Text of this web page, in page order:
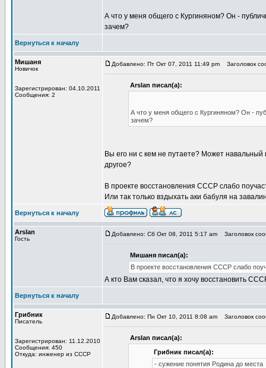
А что у меня общего с Кургиняном? Он -
зачем?
Вернуться к началу
Мишаня
Новичок
Зарегистрирован: 04.10.2011
Сообщения: 2
Добавлено: Пт Окт 07, 2011 11:49 pm Заголовок
Arslan писал(а):
А что у меня общего с Кургиняном? Он -
зачем?
Вы его ни с кем не путаете? Может навальный
другое?
В проекте восстановления СССР слабо
Или так только вздыхать аки бабуля на
Вернуться к началу
Arslan
Гость
Добавлено: Сб Окт 08, 2011 5:17 am Заголовок
Мишаня писал(а):
В проекте восстановления СССР слабо
А кто Вам сказал, что я хочу восстановить
Вернуться к началу
Грибник
Писатель
Зарегистрирован: 11.12.2010
Сообщения: 450
Откуда: инженер из СССР
Добавлено: Пн Окт 10, 2011 8:08 am Заголовок
Arslan писал(а):
Грибник писал(а):
- сужение понятия Родина до места